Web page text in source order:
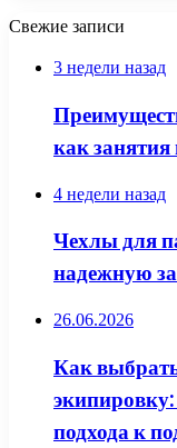
Свежие записи
3 недели назад
как
4 недели назад
Чехлы для
надежную
26.06.2026
Как
экипировку:
подхода к